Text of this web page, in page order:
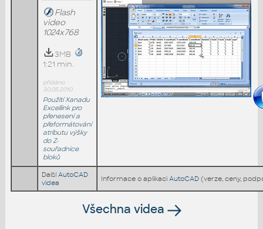
Flash
video
1024x768
3MB
1:21 min.
přidáno
30.05.2010
Použití Xanadu
Excellink pro
přenesení a
přeformátování
atributu výšky
do Z-
souřadnice
bloků
Další AutoCAD
videa
Informace o aplikaci AutoCAD(verze, ceny,
Všechna videa